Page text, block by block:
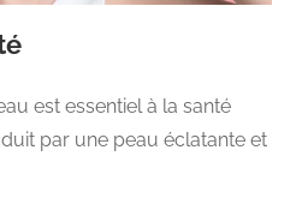
est essentiel à la santé
par une peau éclatante et